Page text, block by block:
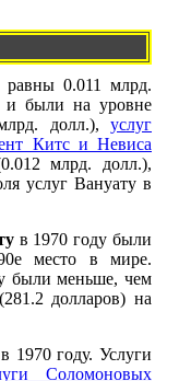
0.011 млрд.
и были на уровне
долл.),услуг
Китс и Невиса
млрд. долл.),
услуг Вануату в
в 1970 году были
место в мире.
были меньше, чем
долларов) на
1970 году. Услуги
Соломоновых